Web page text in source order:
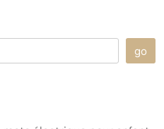
go